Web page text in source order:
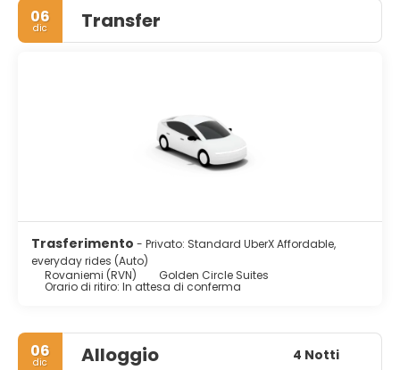
06
dic Transfer
Trasferimento - Privato: Standard UberX Affordable,
everyday rides (Auto)
Rovaniemi (RVN)
Golden Circle Suites
Orario di ritiro: In attesa di conferma
06
dic Alloggio 4 Notti